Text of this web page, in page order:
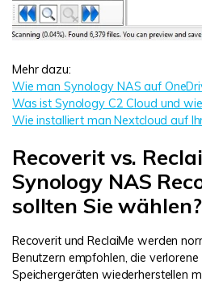
Mehr dazu:
Wie man Synology NAS auf
Was ist Synology C2 Cloud und
Wie installiert man Nextcloud auf
Recoverit vs.
Synology NAS
sollten Sie wählen?
Recoverit und ReclaiMe werden
Benutzern empfohlen, die
Speichergeräten wiederherstellen